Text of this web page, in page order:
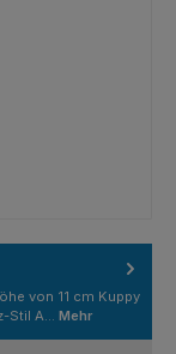
von 11 cm Kuppy
Stil A… Mehr